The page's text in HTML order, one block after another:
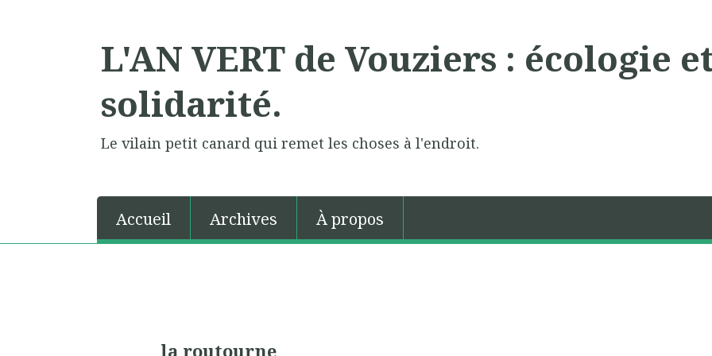
L'AN VERT de Vouziers : écologie
solidarité.
Le vilain petit canard qui remet les choses à l'endroit.
Accueil Archives À propos
la routourne